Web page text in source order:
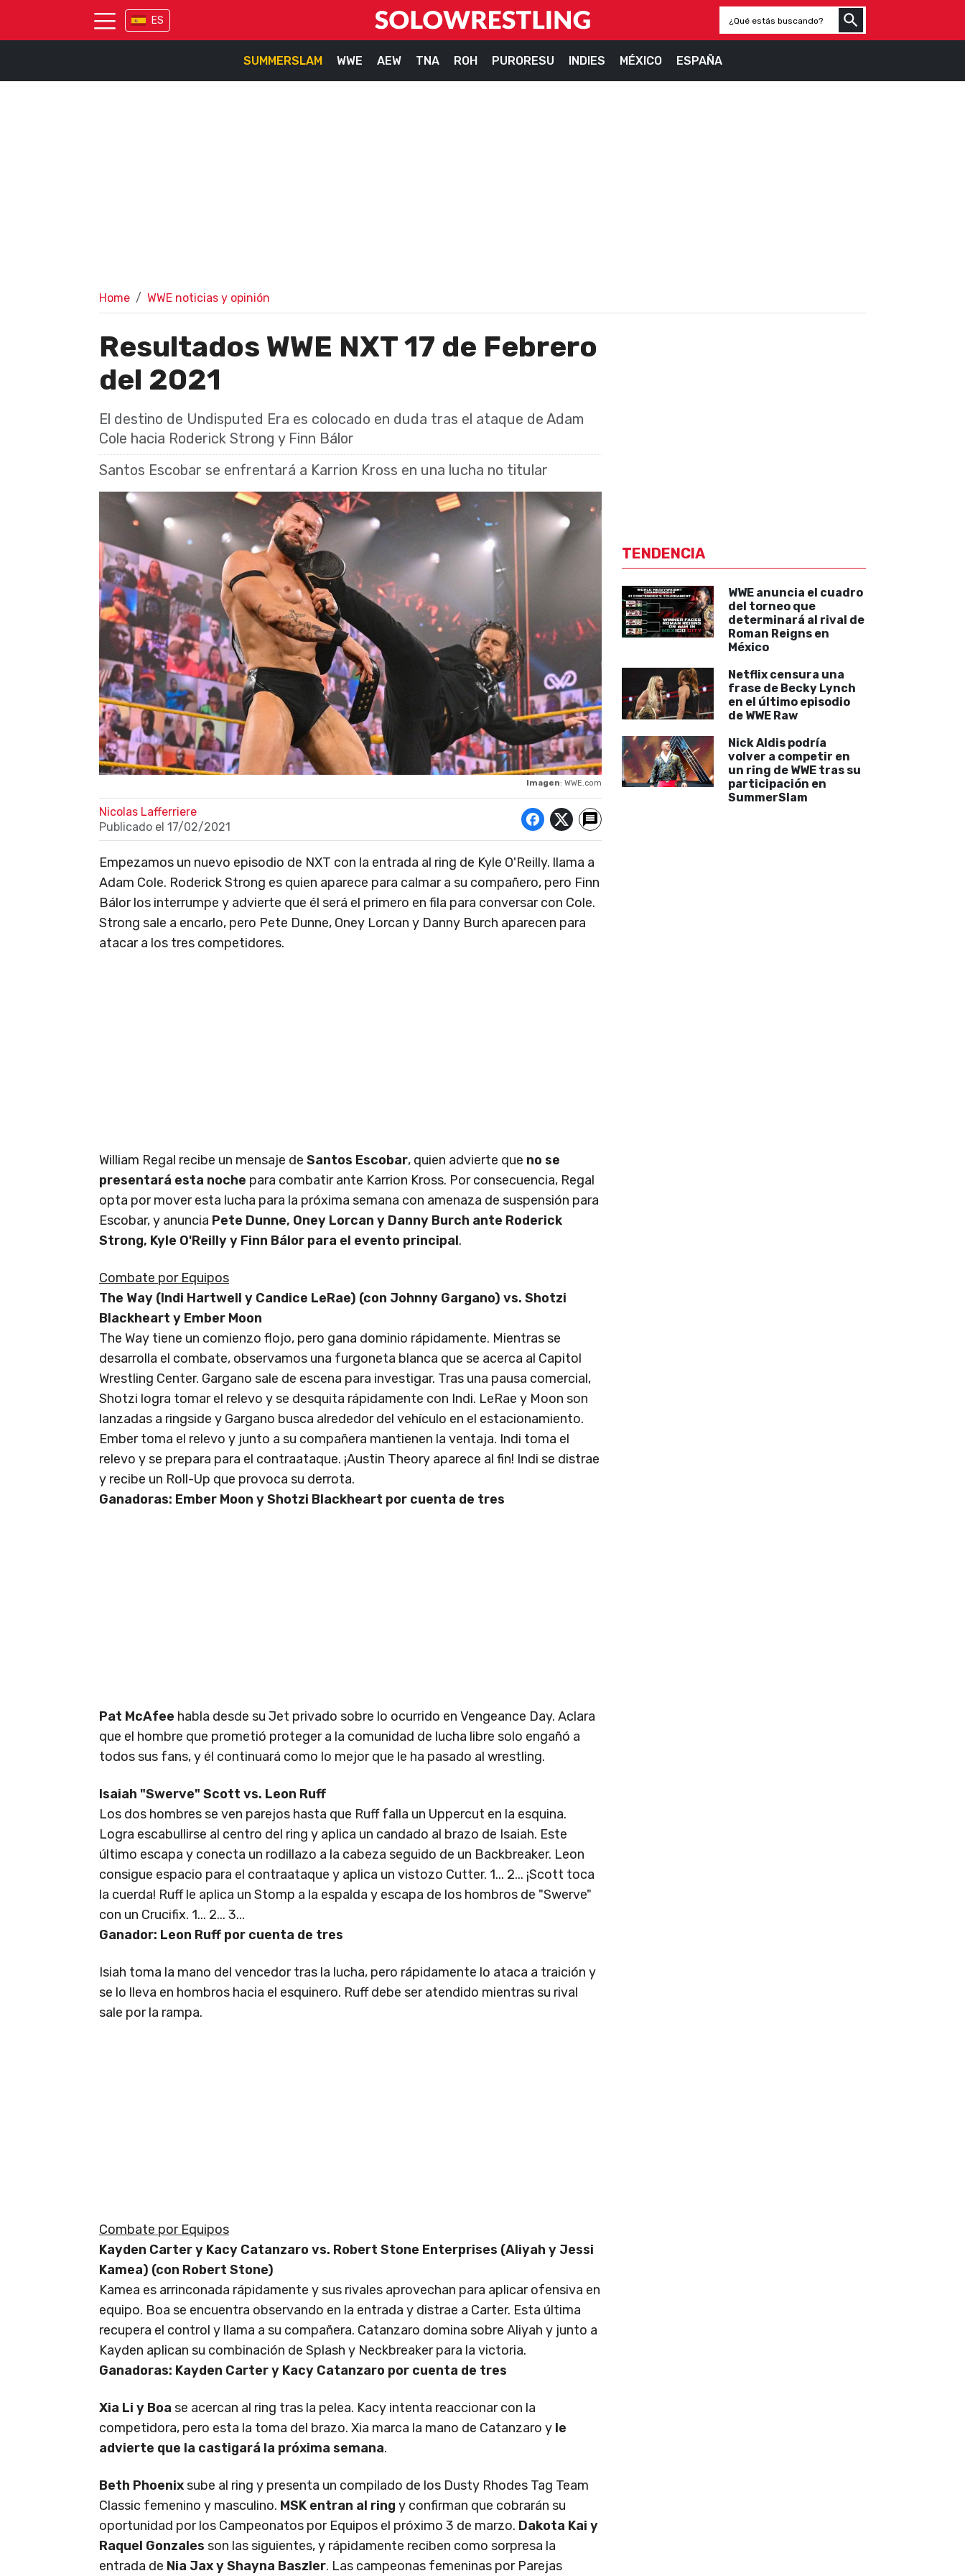
ES
SUMMERSLAM WWE AEW TNA ROH PURORESU INDIES MÉXICO ESPAÑA
Home WWE noticias y opinión
Resultados WWE NXT 17 de Febrero
del 2021
El destino de Undisputed Era es colocado en duda tras el ataque de Adam
Cole hacia Roderick Strong y Finn Bálor
Santos Escobar se enfrentará a Karrion Kross en una lucha no titular
Imagen: WWE.com
Nicolas Lafferriere
Publicado el 17/02/2021
Empezamos un nuevo episodio de NXT con la entrada al ring de Kyle O'Reilly. llama a
Adam Cole. Roderick Strong es quien aparece para calmar a su compañero, pero Finn
Bálor los interrumpe y advierte que él será el primero en fila para conversar con Cole.
Strong sale a encarlo, pero Pete Dunne, Oney Lorcan y Danny Burch aparecen para
atacar a los tres competidores.
William Regal recibe un mensaje de Santos Escobar, quien advierte que no se
presentará esta noche para combatir ante Karrion Kross. Por consecuencia, Regal
opta por mover esta lucha para la próxima semana con amenaza de suspensión para
Escobar, y anuncia Pete Dunne, Oney Lorcan y Danny Burch ante Roderick
Strong, Kyle O'Reilly y Finn Bálor para el evento principal.
Combate por Equipos
The Way (Indi Hartwell y Candice LeRae) (con Johnny Gargano) vs. Shotzi
Blackheart y Ember Moon
The Way tiene un comienzo flojo, pero gana dominio rápidamente. Mientras se
desarrolla el combate, observamos una furgoneta blanca que se acerca al Capitol
Wrestling Center. Gargano sale de escena para investigar. Tras una pausa comercial,
Shotzi logra tomar el relevo y se desquita rápidamente con Indi. LeRae y Moon son
lanzadas a ringside y Gargano busca alrededor del vehículo en el estacionamiento.
Ember toma el relevo y junto a su compañera mantienen la ventaja. Indi toma el
relevo y se prepara para el contraataque. ¡Austin Theory aparece al fin! Indi se distrae
y recibe un Roll-Up que provoca su derrota.
Ganadoras: Ember Moon y Shotzi Blackheart por cuenta de tres
Pat McAfee habla desde su Jet privado sobre lo ocurrido en Vengeance Day. Aclara
que el hombre que prometió proteger a la comunidad de lucha libre solo engañó a
todos sus fans, y él continuará como lo mejor que le ha pasado al wrestling.
Isaiah "Swerve" Scott vs. Leon Ruff
Los dos hombres se ven parejos hasta que Ruff falla un Uppercut en la esquina.
Logra escabullirse al centro del ring y aplica un candado al brazo de Isaiah. Este
último escapa y conecta un rodillazo a la cabeza seguido de un Backbreaker. Leon
consigue espacio para el contraataque y aplica un vistozo Cutter. 1... 2... ¡Scott toca
la cuerda! Ruff le aplica un Stomp a la espalda y escapa de los hombros de "Swerve"
con un Crucifix. 1... 2... 3...
Ganador: Leon Ruff por cuenta de tres
Isiah toma la mano del vencedor tras la lucha, pero rápidamente lo ataca a traición y
se lo lleva en hombros hacia el esquinero. Ruff debe ser atendido mientras su rival
sale por la rampa.
Combate por Equipos
Kayden Carter y Kacy Catanzaro vs. Robert Stone Enterprises (Aliyah y Jessi
Kamea) (con Robert Stone)
Kamea es arrinconada rápidamente y sus rivales aprovechan para aplicar ofensiva en
equipo. Boa se encuentra observando en la entrada y distrae a Carter. Esta última
recupera el control y llama a su compañera. Catanzaro domina sobre Aliyah y junto a
Kayden aplican su combinación de Splash y Neckbreaker para la victoria.
Ganadoras: Kayden Carter y Kacy Catanzaro por cuenta de tres
Xia Li y Boa se acercan al ring tras la pelea. Kacy intenta reaccionar con la
competidora, pero esta la toma del brazo. Xia marca la mano de Catanzaro y le
advierte que la castigará la próxima semana.
Beth Phoenixsube al ring y presenta un compilado de los Dusty Rhodes Tag Team
Classic femenino y masculino. MSK entran al ring y confirman que cobrarán su
oportunidad por los Campeonatos por Equipos el próximo 3 de marzo. Dakota Kai y
Raquel Gonzales son las siguientes, y rápidamente reciben como sorpresa la
entrada de Nia Jax y Shayna Baszler. Las campeonas femeninas por Parejas
TENDENCIA
WWE anuncia el cuadro
del torneo que
determinará al rival de
Roman Reigns en
México
Netflix censura una
frase de Becky Lynch
en el último episodio
de WWE Raw
Nick Aldis podría
volver a competir en
un ring de WWE tras su
participación en
SummerSlam